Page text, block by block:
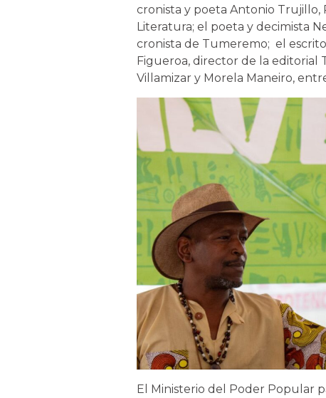
cronista y poeta Antonio
Literatura; el poeta y decimista
cronista de Tumeremo; el
Figueroa, director de la editorial
Villamizar y Morela Maneiro,
El Ministerio del Poder Popular